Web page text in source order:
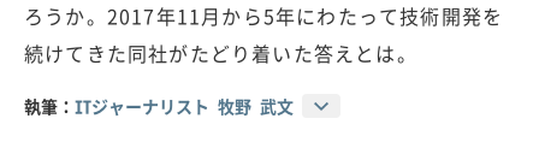
ろうか。2017年11月から5年にわたって技術開発を
続けてきた同社がたどり着いた答えとは。
執筆： ITジャーナリスト 牧野 武文